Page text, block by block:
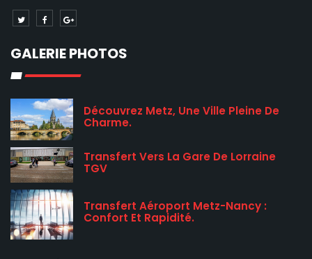
GALERIE PHOTOS
Découvrez Metz, Une Ville Pleine De
Charme.
Transfert Vers La Gare De Lorraine
TGV
Transfert Aéroport Metz-Nancy :
Confort Et Rapidité.